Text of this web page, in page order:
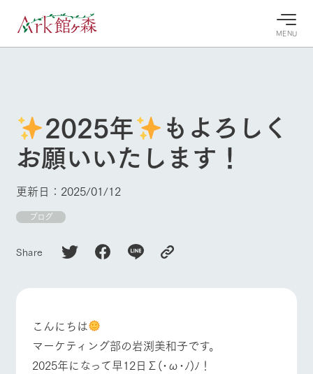
MENU
牧場へ行
く
よく見られている情報
今日の牧
案内
ガーデンの開花
状況などを毎日
イベン
ント・フェアの
情報やスケジュ
施設・体験情報
フラワー
ガーデン
動物とふ
れあう
ホーム
Ark館ヶ森について
牧場に行く
ArkFarm Wedding
牧場トップ 今日の牧場
2025年 もよろしく
お願いいたします！
更新日：2025/01/12
ブログ
Share
こんにちは
マーケティング部の岩渕美和子です。
2025年になって早12日Σ(･ω･ﾉ)ﾉ！